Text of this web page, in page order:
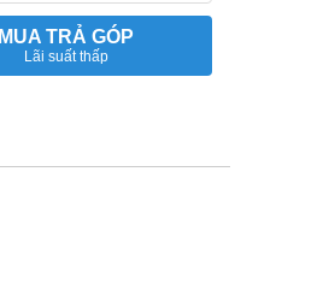
MUA TRẢ GÓP
Lãi suất thấp